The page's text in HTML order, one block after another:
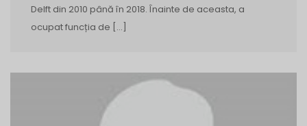
Delft din 2010 până în 2018. Înainte de aceasta, a
ocupat funcția de […]